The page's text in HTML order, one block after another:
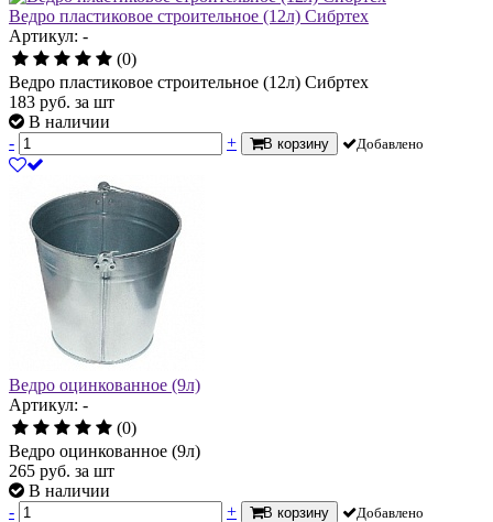
Ведро пластиковое строительное (12л) Сибртех
Артикул: -
(0)
Ведро пластиковое строительное (12л) Сибртех
183 руб. за шт
В наличии
-
+ В корзину Добавлено
Ведро оцинкованное (9л)
Артикул: -
(0)
Ведро оцинкованное (9л)
265 руб. за шт
В наличии
-
+ В корзину Добавлено